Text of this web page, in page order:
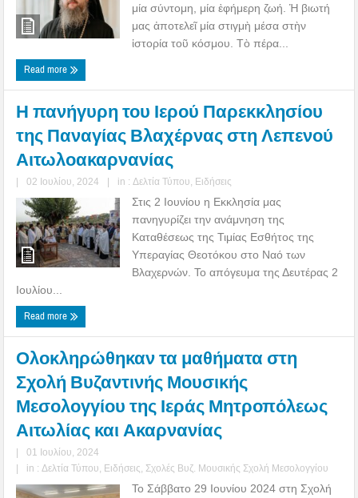
μία σύντομη, μία ἐφήμερη ζωή. Ἡ βιωτή
μας ἀποτελεῖ μία στιγμὴ μέσα στὴν
ἱστορία τοῦ κόσμου. Τὸ πέρα...
Read more
Η πανήγυρη του Ιερού Παρεκκλησίου
της Παναγίας Βλαχέρνας στη Λεπενού
Αιτωλοακαρνανίας
| 02 Ιουλίου, 2024 | in : Δελτία Τύπου Ειδήσεις
Στις 2 Ιουνίου η Εκκλησία μας
πανηγυρίζει την ανάμνηση της
Καταθέσεως της Τιμίας Εσθήτος της
Υπεραγίας Θεοτόκου στο Ναό των
Βλαχερνών. Το απόγευμα της Δευτέρας 2
Ιουλίου...
Read more
Ολοκληρώθηκαν τα μαθήματα στη
Σχολή Βυζαντινής Μουσικής
Μεσολογγίου της Ιεράς Μητροπόλεως
Αιτωλίας και Ακαρνανίας
|
01 Ιουλίου, 2024
|
in : Δελτία Τύπου Ειδήσεις Σχολές Βυζ. Μουσικής Σχολή Μεσολογγίου
Το Σάββατο 29 Ιουνίου 2024 στη Σχολή